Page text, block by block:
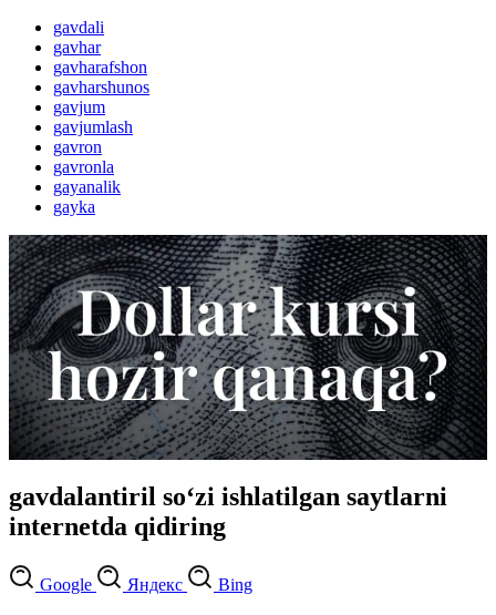
gavdali
gavhar
gavharafshon
gavharshunos
gavjum
gavjumlash
gavron
gavronla
gayanalik
gayka
gavdalantiril so‘zi ishlatilgan saytlarni
internetda qidiring
Google Яндекс Bing